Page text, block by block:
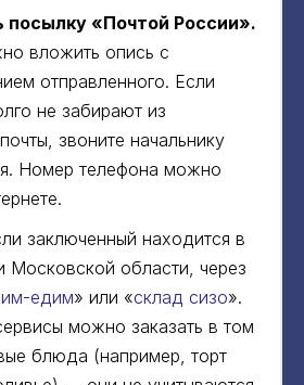
посылку «Почтой России».
вложить опись с
отправленного. Если
не забирают из
звоните начальнику
Номер телефона можно
заключенный находится в
Московской области, через
едим» или «склад сизо».
можно заказать в том
блюда (например, торт